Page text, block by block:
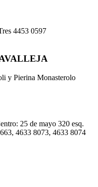
4453 0597
y Pierina Monasterolo
25 de mayo 320 esq.
4633 8073, 4633 8074